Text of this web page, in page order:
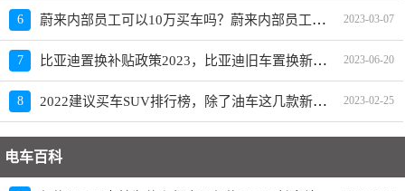
6 蔚来内部员工可以10万买车吗？蔚来内部员工爆料 2023-03-07
7 比亚迪置换补贴政策2023，比亚迪旧车置换新车价格表 2023-06-20
8 2022建议买车SUV排行榜，除了油车这几款新能源SUV也建议买 2023-02-25
电车百科